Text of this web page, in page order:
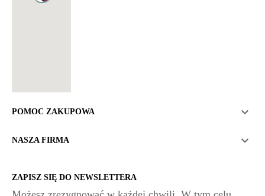
POMOC ZAKUPOWA 
NASZA FIRMA 
ZAPISZ SIĘ DO NEWSLETTERA